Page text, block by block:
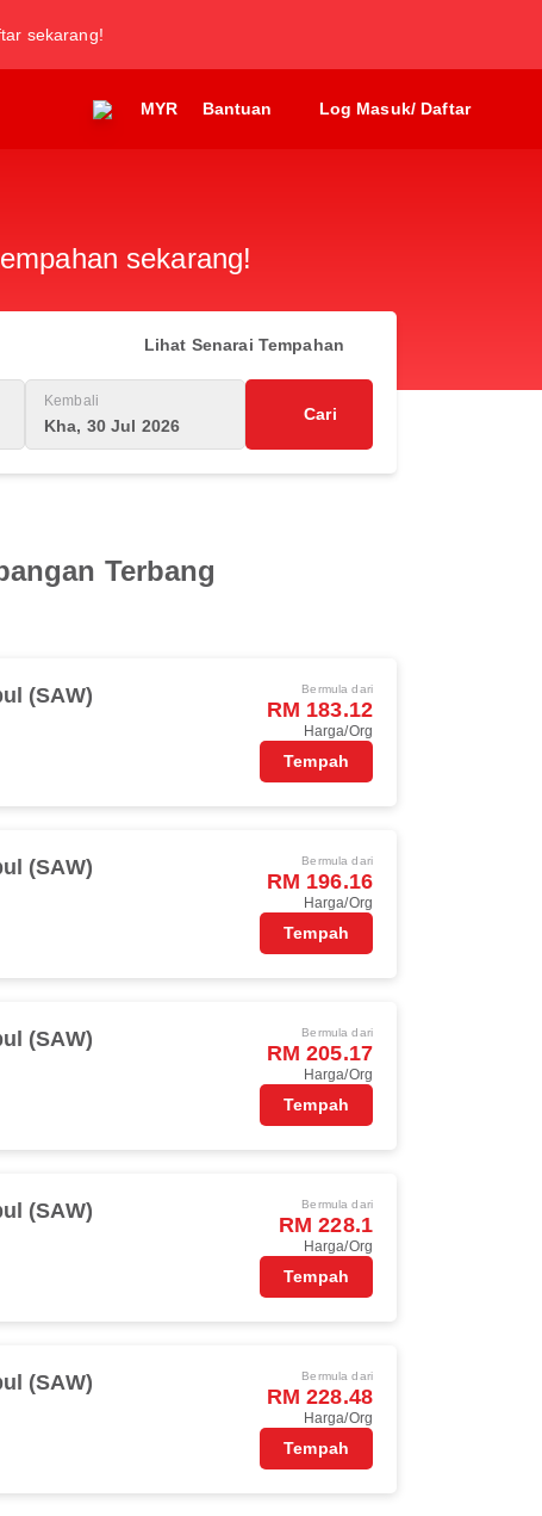
sekarang!
MYR Bantuan Log Masuk/ Daftar
sekarang!
Lihat Senarai Tempahan
Kembali
Kha, 30 Jul 2026
Cari
Terbang
(SAW) Bermula dari
RM 183.12
Harga/Org
Tempah
(SAW) Bermula dari
RM 196.16
Harga/Org
Tempah
(SAW) Bermula dari
RM 205.17
Harga/Org
Tempah
(SAW) Bermula dari
RM 228.1
Harga/Org
Tempah
(SAW) Bermula dari
RM 228.48
Harga/Org
Tempah